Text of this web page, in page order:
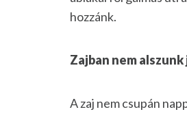
hozzánk.
Zajban nem alszunk
A zaj nem csupán